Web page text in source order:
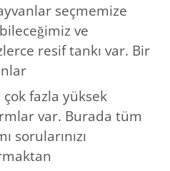
seçmemize
ve
resif tankı var. Bir
fazla yüksek
var. Burada tüm
sorularınızı